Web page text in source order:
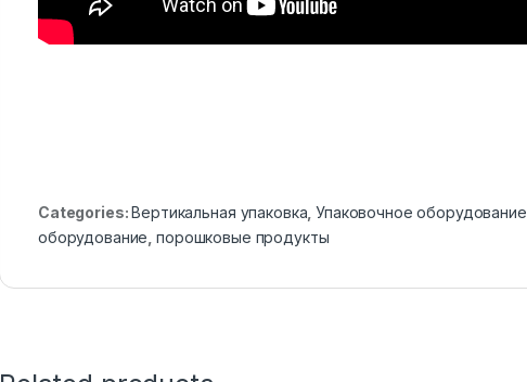
Categories:Вертикальная упаковка ,Упаковочное оборудование
оборудование ,порошковые продукты